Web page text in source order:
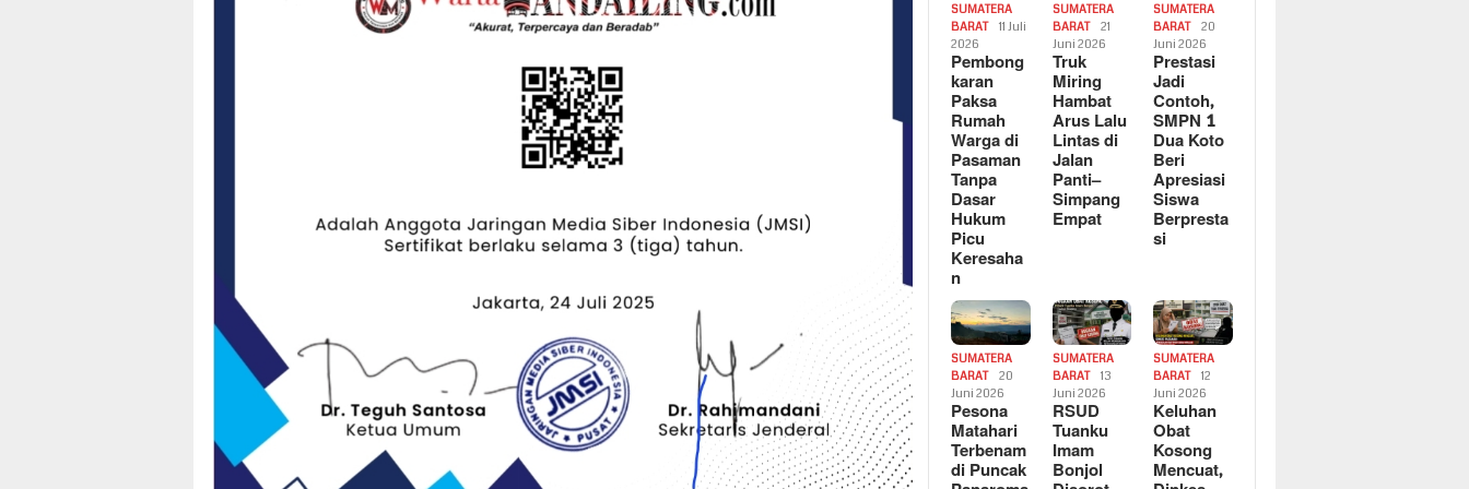
SUMATERA
BARAT
11 Juli
2026
Pembong
karan
Paksa
Rumah
Warga di
Pasaman
Tanpa
Dasar
Hukum
Picu
Keresaha
n
SUMATERA
BARAT
21
Juni 2026
Truk
Miring
Hambat
Arus Lalu
Lintas di
Jalan
Panti–
Simpang
Empat
SUMATERA
BARAT
20
Juni 2026
Prestasi
Jadi
Contoh,
SMPN 1
Dua Koto
Beri
Apresiasi
Siswa
Berpresta
si
SUMATERA
BARAT
20
Juni 2026
Pesona
Matahari
Terbenam
di Puncak
SUMATERA
BARAT
13
Juni 2026
RSUD
Tuanku
Imam
Bonjol
SUMATERA
BARAT
12
Juni 2026
Keluhan
Obat
Kosong
Mencuat,